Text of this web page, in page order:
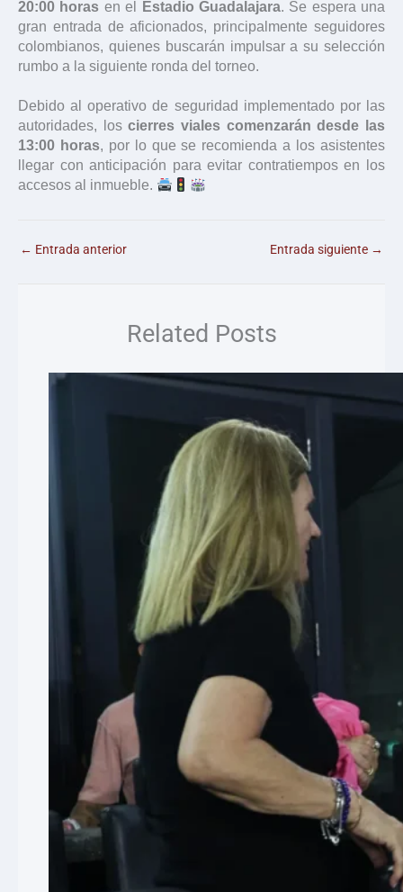
20:00 horas en el Estadio Guadalajara. Se espera una
gran entrada de aficionados, principalmente seguidores
colombianos, quienes buscarán impulsar a su selección
rumbo a la siguiente ronda del torneo.
Debido al operativo de seguridad implementado por las
autoridades, loscierres viales comenzarán desde las
13:00 horas, por lo que se recomienda a los asistentes
llegar con anticipación para evitar contratiempos en los
accesos al inmueble.
← Entrada anterior Entrada siguiente →
Related Posts